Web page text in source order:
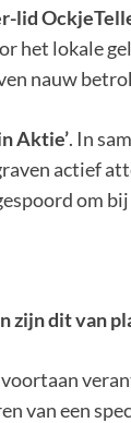
lid
het lokale
nauw
Aktie’. In
actief
om
zijn dit van
van een